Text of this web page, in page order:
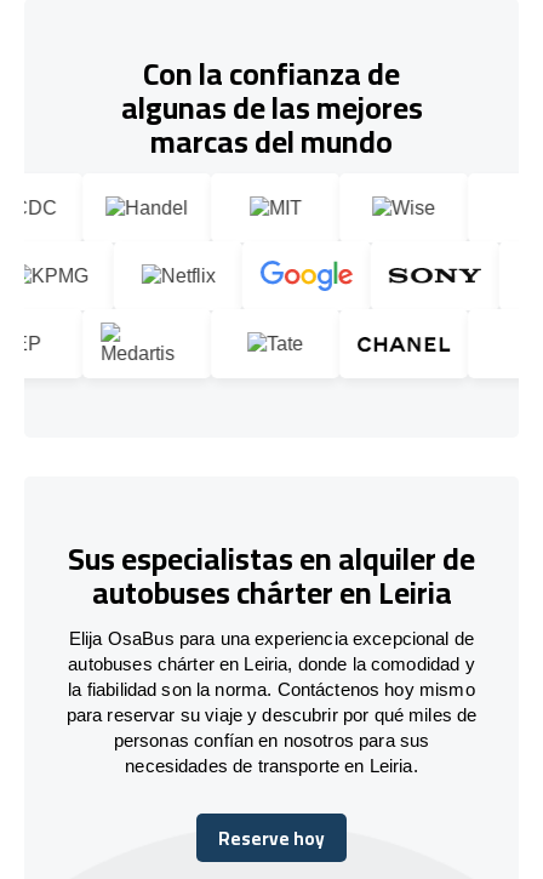
Con la confianza de
algunas de las mejores
marcas del mundo
Sus especialistas en alquiler de
autobuses chárter en Leiria
Elija OsaBus para una experiencia excepcional de
autobuses chárter en Leiria, donde la comodidad y
la fiabilidad son la norma. Contáctenos hoy mismo
para reservar su viaje y descubrir por qué miles de
personas confían en nosotros para sus
necesidades de transporte en Leiria.
Reserve hoy
Reserve hoy